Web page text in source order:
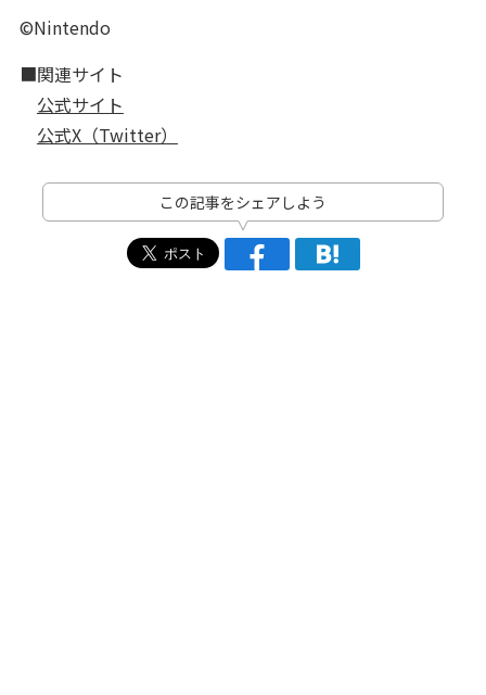
©Nintendo
■関連サイト
公式サイト
公式X（Twitter）
この記事をシェアしよう